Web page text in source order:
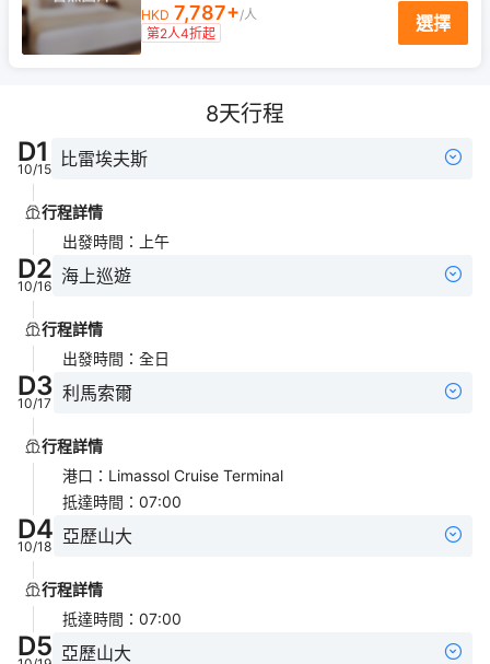
HKD 7,787+/人
第2人4折起
選擇
8天行程
D1
10/15 比雷埃夫斯
行程詳情
出發時間 ： 上午
D2
10/16 海上巡遊
行程詳情
出發時間 ： 全日
D3
10/17 利馬索爾
行程詳情
港口 ： Limassol Cruise Terminal
抵達時間 ： 07:00
D4
10/18 亞歷山大
行程詳情
抵達時間 ： 07:00
D5 亞歷山大